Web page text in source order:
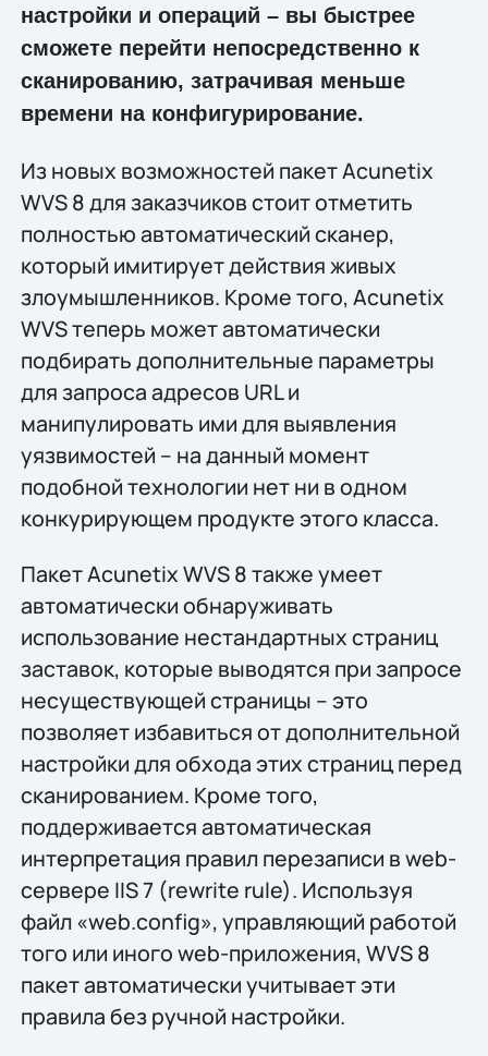
настройки и операций – вы быстрее
сможете перейти непосредственно к
сканированию, затрачивая меньше
времени на конфигурирование.
Из новых возможностей пакет Acunetix
WVS 8 для заказчиков стоит отметить
полностью автоматический сканер,
который имитирует действия живых
злоумышленников. Кроме того, Acunetix
WVS теперь может автоматически
подбирать дополнительные параметры
для запроса адресов URL и
манипулировать ими для выявления
уязвимостей – на данный момент
подобной технологии нет ни в одном
конкурирующем продукте этого класса.
Пакет Acunetix WVS 8 также умеет
автоматически обнаруживать
использование нестандартных страниц
заставок, которые выводятся при запросе
несуществующей страницы – это
позволяет избавиться от дополнительной
настройки для обхода этих страниц перед
сканированием. Кроме того,
поддерживается автоматическая
интерпретация правил перезаписи в web-
сервере IIS 7 (rewrite rule). Используя
файл «web.config», управляющий работой
того или иного web-приложения, WVS 8
пакет автоматически учитывает эти
правила без ручной настройки.